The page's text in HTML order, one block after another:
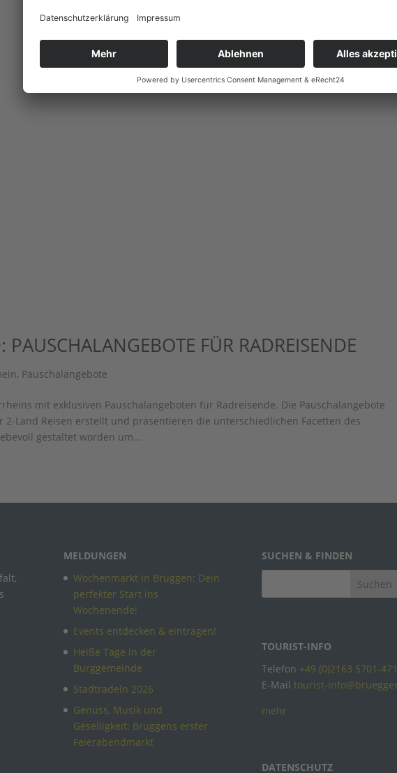
FÜR RADREISENDE
, Pauschalangebote
mit exklusiven Pauschalangeboten für Radreisende. Die Pauschalangebote
2-Land Reisen erstellt und präsentieren die unterschiedlichen Facetten des
gestaltet worden um...
MELDUNGEN
Wochenmarkt in Brüggen: Dein
perfekter Start ins
Wochenende!
Events entdecken & eintragen!
Heiße Tage in der
Burggemeinde
Stadtradeln 2026
Genuss, Musik und
Geselligkeit: Brüggens erster
Feierabendmarkt
SUCHEN & FINDEN
TOURIST-INFO
Telefon +49 (0)2163 5701-
E-Mail tourist-
mehr
DATENSCHUTZ